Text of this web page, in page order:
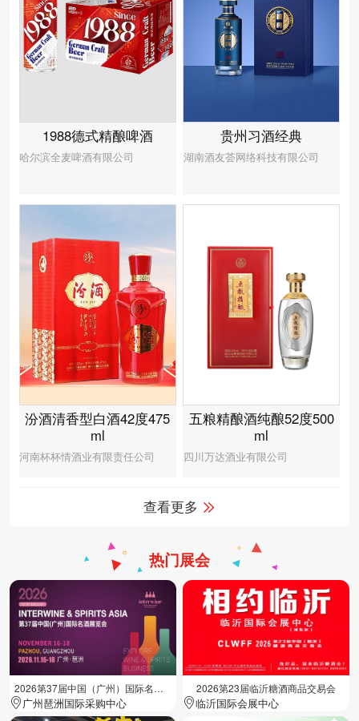
1988德式精酿啤酒
哈尔滨全麦啤酒有限公司
贵州习酒经典
湖南酒友荟网络科技有限公司
汾酒清香型白酒42度475
ml
河南杯杯情酒业有限责任公司
五粮精酿酒纯酿52度500
ml
四川万达酒业有限公司
查看更多
热门展会
2026第37届中国（广州）国际名酒展览会
广州琶洲国际采购中心
2026第23届临沂糖酒商品交易会
临沂国际会展中心